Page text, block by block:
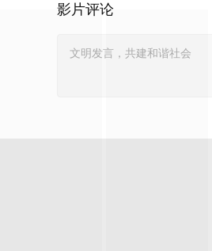
影片评论